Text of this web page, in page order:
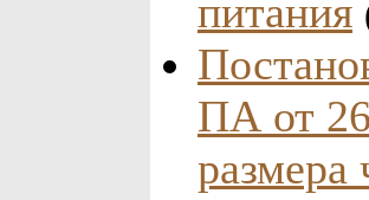
питания
ПА от
размера